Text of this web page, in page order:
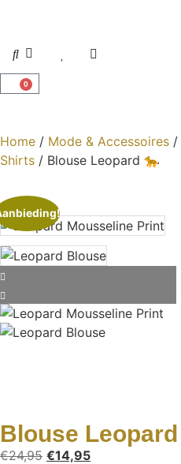
0
Home / Mode & Accessoires /
Shirts / Blouse Leopard 🐆
Blouse
€24,95 €14,95